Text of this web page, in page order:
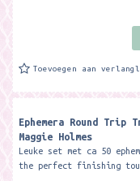
Toevoegen aan
Ephemera Round Trip
Maggie Holmes
Leuke set met ca 50
the perfect finishing